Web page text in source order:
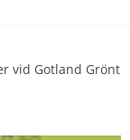
vid Gotland Grönt